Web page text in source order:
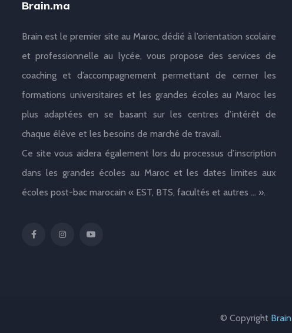
Brain.ma
Brain est le premier site au Maroc, dédié à l’orientation scolaire
et professionnelle au lycée, vous propose des services de
coaching et d’accompagnement permettant de cerner les
formations universitaires et les grandes écoles au Maroc les
plus adaptées en se basant sur les centres d’intérêt de
chaque élève et les besoins de marché de travail.
Ce site vous aidera également lors du processus d’inscription
dans les grandes écoles au Maroc et les dates limites aux
écoles post-bac marocain « EST, BTS, facultés et autres … ».
© Copyright Brain